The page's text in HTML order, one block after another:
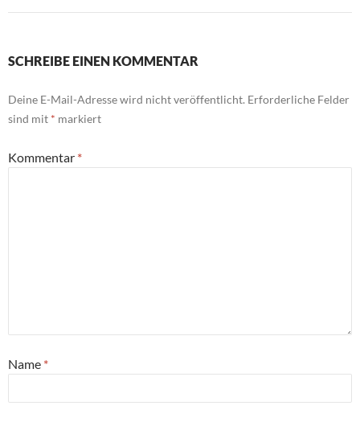
SCHREIBE EINEN KOMMENTAR
Deine E-Mail-Adresse wird nicht veröffentlicht. Erforderliche Felder
sind mit * markiert
Kommentar *
Name *